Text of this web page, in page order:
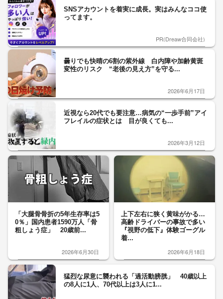
SNSアカウントを着実に成長。実はみんなココ使
ってます。
PR(Dreaw合同会社)
曇りでも快晴の6割の紫外線 白内障や加齢黄斑
変性のリスク “老後の見え方”を守る...
2026年6月17日
近視なら20代でも要注意…病気の“一歩手前”アイ
フレイルの症状とは 目が良くても...
2026年3月12日
「大腿骨骨折の5年生存率は5
0％」国内患者1590万人「骨
粗しょう症」 20歳前...
2026年6月30日
上下左右に狭く黄味がかる…
高齢ドライバーの事故で多い
『視野の低下』体験ゴーグル
着...
2026年6月18日
猛烈な尿意に襲われる「過活動膀胱」 40歳以上
の8人に1人、70代以上は3人に1...